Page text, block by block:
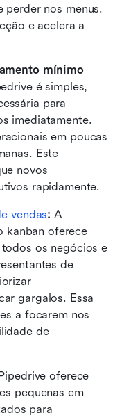
perder nos menus.
e acelera a
mínimo
é simples,
para
imediatamente.
em poucas
novos
rapidamente.
vendas: A
kanban oferece
os negócios e
de
gargalos. Essa
a focarem nos
de
oferece
pequenas em
para